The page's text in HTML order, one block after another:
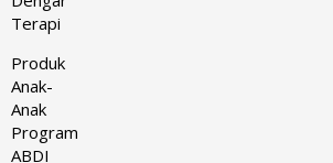
Terapi
Produk
Anak-
Anak
Program
ABDI